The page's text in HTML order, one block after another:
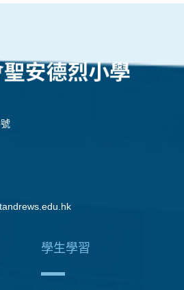
學生學習